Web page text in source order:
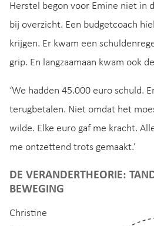
Herstel begon voor Emine niet in
bij overzicht. Een budgetcoach
krijgen. Er kwam een
grip. En langzaamaan kwam ook
‘We hadden 45.000 euro schuld.
terugbetalen. Niet omdat het
wilde. Elke euro gaf me kracht.
me ontzettend trots gemaakt.’
DE VERANDERTHEORIE:
BEWEGING
Christine